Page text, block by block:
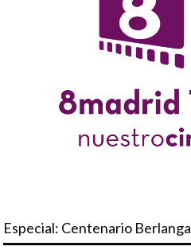
Especial: Centenario Berlanga